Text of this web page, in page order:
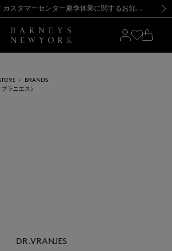
新規登録のお客様も対象！＜MY BARNEYS＞会員のお客様は11,000円（税込）以上のお買上げで常時送料無料！お買い物の際は会員登録を！
う出荷一時停止のお知らせ】(2026.8.7) 【オンラインストア カスタマーセンター夏季休業に関するお知らせ】（2026.8.7）
【夏季休業に伴う返品・交換承り一時停止のお知らせ】（2026.8.5）
地震の影響によるお荷物のお届けについて
SALEのご案内・ご注意事項 新規登録のお客様も対象！＜MY BARNEYS＞会員のお客様は11,000円（税込）以上のお買上げで常時送料無料！お買い物の際は会員登録を！
う出荷一時停止のお知らせ】(2026.8.7)
BRANDS
ラニエス）
DR.VRANJES